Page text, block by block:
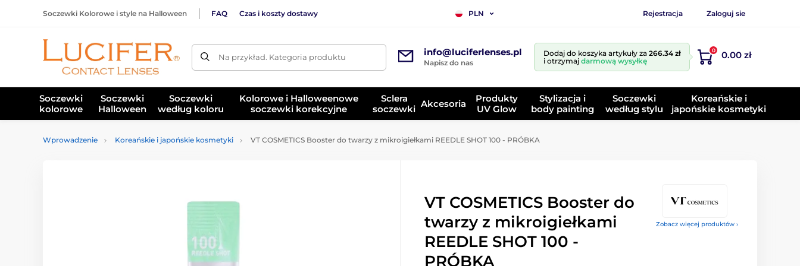
Soczewki Kolorowe i style na Halloween FAQ Czas i koszty dostawy PLN Rejestracja Zaloguj sie
Na przykład. Kategoria produktu info@luciferlenses.pl
Napisz do nas
Dodaj do koszyka artykuły za 266.34 zł
i otrzymaj darmową wysyłkę
0 0.00 zł
Soczewki
kolorowe
Soczewki
Halloween
Soczewki
według koloru
Kolorowe i Halloweenowe
soczewki korekcyjne
Sclera
soczewki Akcesoria
Produkty
UV Glow
Stylizacja i
body painting
Soczewki
według stylu
Koreańskie i
japońskie kosmetyki
Wprowadzenie Koreańskie i japońskie kosmetyki VT COSMETICS Booster do twarzy z mikroigiełkami REEDLE SHOT 100 - PRÓBKA
Zobacz więcej produktów ›
VT COSMETICS Booster do
twarzy z mikroigiełkami
REEDLE SHOT 100 -
PRÓBKA